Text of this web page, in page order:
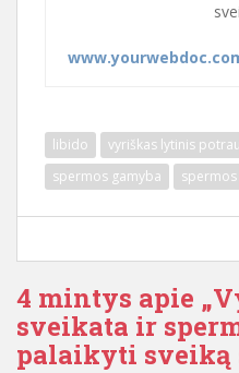
libido vyriškas lytinis
spermos gamyba
4 mintys apie
sveikata ir
palaikyti sveiką